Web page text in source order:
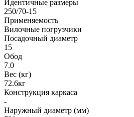
Идентичные размеры
250/70-15
Применяемость
Вилочные погрузчики
Посадочный диаметр
15
Обод
7.0
Вес (кг)
72.6кг
Конструкция каркаса
-
Наружный диаметр (мм)